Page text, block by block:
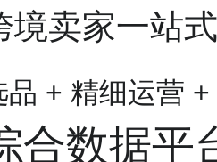
境卖家一站式
品 + 精细运营
合数据平